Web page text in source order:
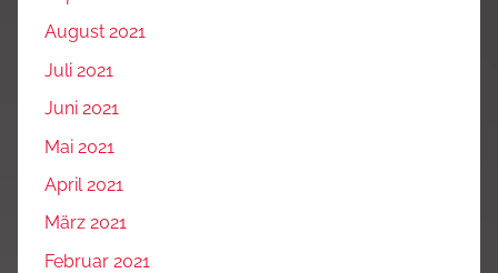
August 2021
Juli 2021
Juni 2021
Mai 2021
April 2021
März 2021
Februar 2021